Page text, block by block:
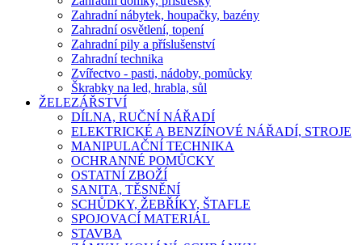
Zahradní nábytek, houpačky, bazény
Zahradní osvětlení, topení
Zahradní pily a příslušenství
Zahradní technika
Zvířectvo - pasti, nádoby, pomůcky
Škrabky na led, hrabla, sůl
ŽELEZÁŘSTVÍ
DÍLNA, RUČNÍ NÁŘADÍ
ELEKTRICKÉ A BENZÍNOVÉ NÁŘADÍ, STROJE
MANIPULAČNÍ TECHNIKA
OCHRANNÉ POMŮCKY
OSTATNÍ ZBOŽÍ
SANITA, TĚSNĚNÍ
SCHŮDKY, ŽEBŘÍKY, ŠTAFLE
SPOJOVACÍ MATERIÁL
STAVBA